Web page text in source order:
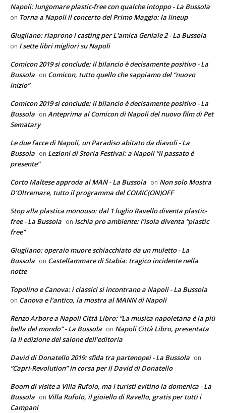
Napoli: lungomare plastic-free con qualche intoppo - La Bussola
on Torna a Napoli il concerto del Primo Maggio: la lineup
Giugliano: riaprono i casting per L'amica Geniale 2 - La Bussola
on I sette libri migliori su Napoli
Comicon 2019 si conclude: il bilancio è decisamente positivo - La
Bussola on Comicon, tutto quello che sappiamo del “nuovo
inizio”
Comicon 2019 si conclude: il bilancio è decisamente positivo - La
Bussola on Anteprima al Comicon di Napoli del nuovo film di Pet
Sematary
Le due facce di Napoli, un Paradiso abitato da diavoli - La
Bussola on Lezioni di Storia Festival: a Napoli “il passato è
presente”
Corto Maltese approda al MAN - La Bussola on Non solo Mostra
D’Oltremare, tutto il programma del COMIC(ON)OFF
Stop alla plastica monouso: dal 1 luglio Ravello diventa plastic-
free - La Bussola on Ischia pro ambiente: l’isola diventa “plastic
free”
Giugliano: operaio muore schiacchiato da un muletto - La
Bussola on Castellammare di Stabia: tragico incidente nella
notte
Topolino e Canova: i classici si incontrano a Napoli - La Bussola
on Canova e l’antico, la mostra al MANN di Napoli
Renzo Arbore a Napoli Città Libro: “La musica napoletana è la più
bella del mondo” - La Bussola on Napoli Città Libro, presentata
la II edizione del salone dell’editoria
David di Donatello 2019: sfida tra partenopei - La Bussola on
“Capri-Revolution” in corsa per il David di Donatello
Boom di visite a Villa Rufolo, ma i turisti evitino la domenica - La
Bussola on Villa Rufolo, il gioiello di Ravello, gratis per tutti i
Campani